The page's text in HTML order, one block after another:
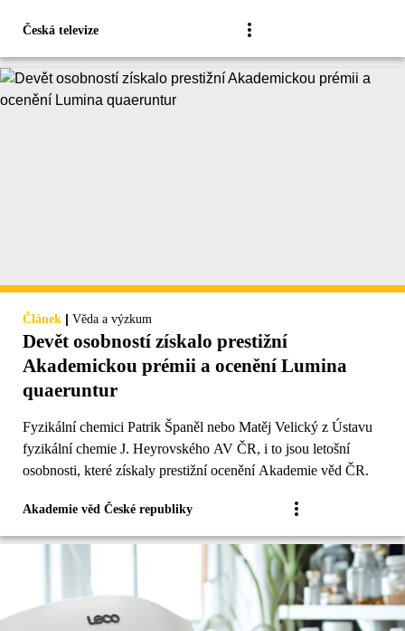
Česká televize
Článek | Věda a výzkum
Devět osobností získalo prestižní
Akademickou prémii a ocenění Lumina
quaeruntur
Fyzikální chemici Patrik Španěl nebo Matěj Velický z Ústavu
fyzikální chemie J. Heyrovského AV ČR, i to jsou letošní
osobnosti, které získaly prestižní ocenění Akademie věd ČR.
Akademie věd České republiky